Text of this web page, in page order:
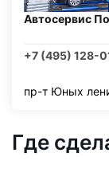
Автосервис
+7 (495) 128-
пр-т Юных
Где